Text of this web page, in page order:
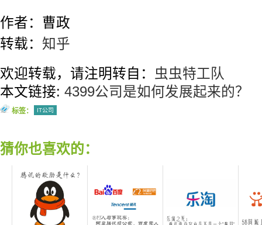
作者：曹政
转载： 知乎
欢迎转载，请注明转自：
虫虫特工队
本文链接: 4399公司是如何发展起来的？
标签： IT公司
猜你也喜欢的：